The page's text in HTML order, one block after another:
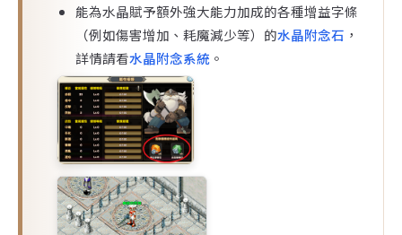
能為水晶賦予額外強大能力加成的各種增益字條
（例如傷害增加、耗魔減少等）的水晶附念石 ，
詳情請看水晶附念系統 。